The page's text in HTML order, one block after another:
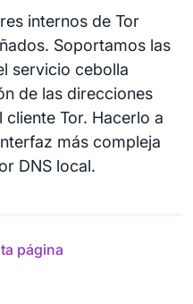
internos de Tor
Soportamos las
servicio cebolla
de las direcciones
Tor. Hacerlo a
más compleja
DNS local.
página